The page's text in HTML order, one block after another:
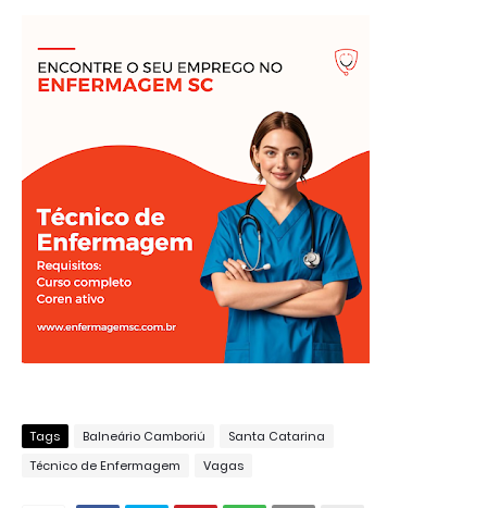
Tags Balneário Camboriú
Santa Catarina
Técnico de Enfermagem
Vagas